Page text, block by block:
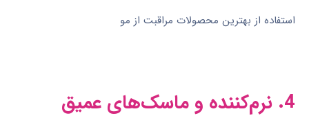
استفاده از بهترین محصولات مراقبت از مو
4. نرم‌کننده و ماسک‌های عمیق